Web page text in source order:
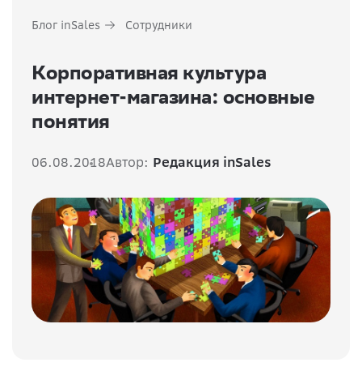
Блог inSales Сотрудники
Корпоративная культура
интернет-магазина: основные
понятия
06.08.2018Автор: Редакция inSales